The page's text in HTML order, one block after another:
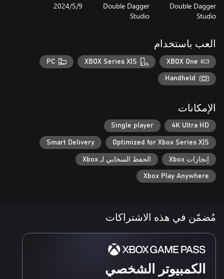
Double Dagger
Studio
Double Dagger
Studio
9‏/5‏/2024
العب باستخدام
XBOX One
XBOX Series X|S
PC
Handheld
الإمكانات
4K Ultra HD
Single player
Optimized for Xbox Series X|S
Smart Delivery
إنجازات Xbox الحفظ السحابي لـ Xbox
Xbox Play Anywhere
مُضمّن في هذه الاشتراكات
الكمبيوتر الشخصي